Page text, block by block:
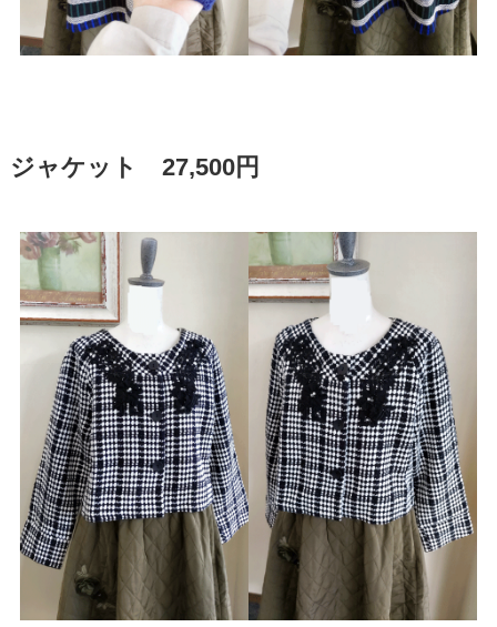
ジャケット 27,500円